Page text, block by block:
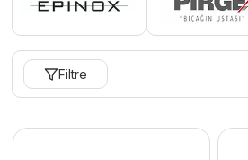
Filtre